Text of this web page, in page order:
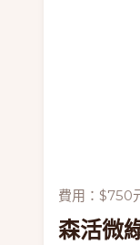
費用：$750
森活微